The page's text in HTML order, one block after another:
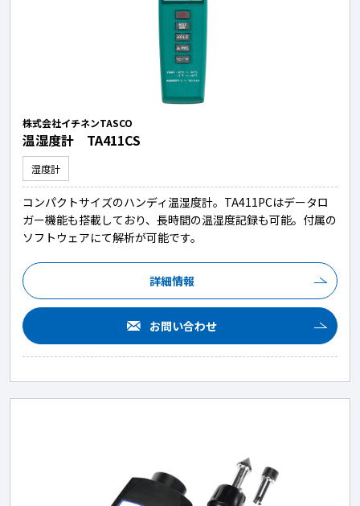
株式会社イチネンTASCO
温湿度計 TA411CS
湿度計
コンパクトサイズのハンディ温湿度計。TA411PCはデータロ
ガー機能も搭載しており、長時間の温湿度記録も可能。付属の
ソフトウェアにて解析が可能です。
詳細情報
お問い合わせ